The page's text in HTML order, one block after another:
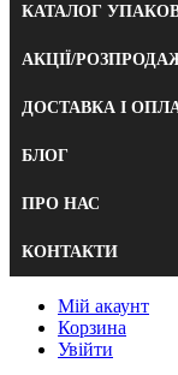
КАТАЛОГ
АКЦІЇ/
ДОСТАВКА І
БЛОГ
ПРО НАС
КОНТАКТИ
Мій акаунт
Корзина
Увійти